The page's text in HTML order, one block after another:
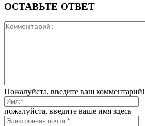
ОСТАВЬТЕ ОТВЕТ
Пожалуйста, введите ваш комментарий!
пожалуйста, введите ваше имя здесь